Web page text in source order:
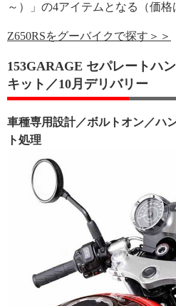
～）」の4アイテムとなる（価格
Z650RSをグーバイクで探す＞＞
153GARAGE セパレートハ
キット／10月デリバリー
車種専用設計／ボルトオン／ハ
ト処理